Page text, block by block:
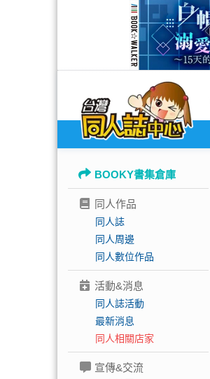
BOOKY書集倉庫
同人作品
同人誌
同人周邊
同人數位作品
活動&消息
同人誌活動
最新消息
同人相關店家
宣傳&交流